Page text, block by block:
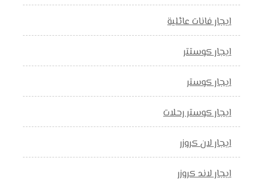
ايجار فانات عائلية
ايجار كوستتر
ايجار كوستر
ايجار كوستر رحلات
ايجار لان كروزر
ايجار لاند كروزر